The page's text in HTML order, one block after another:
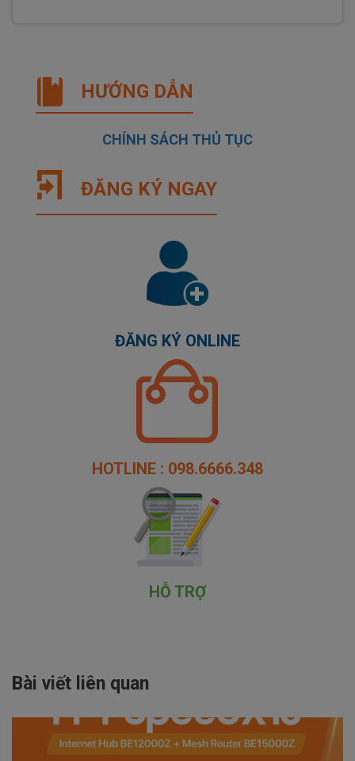
HƯỚNG DẪN
CHÍNH SÁCH THỦ TỤC
ĐĂNG KÝ NGAY
ĐĂNG KÝ ONLINE
HOTLINE : 098.6666.348
HỖ TRỢ
Bài viết liên quan